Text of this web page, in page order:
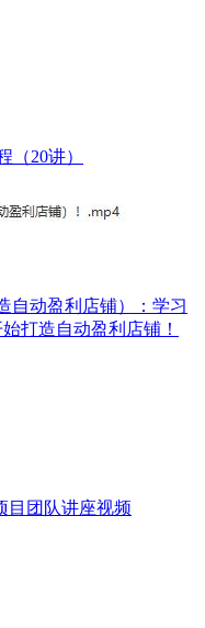
20讲）
自动盈利店铺）：学习
打造自动盈利店铺！
目团队讲座视频